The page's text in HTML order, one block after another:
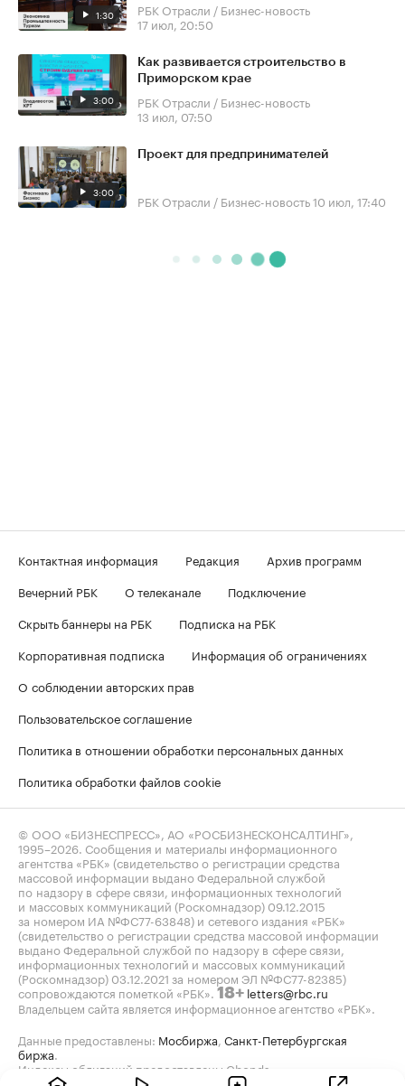
1:30
РБК Отрасли / Бизнес-новость
17 июл, 20:50
3:00
Как развивается строительство в
Приморском крае
РБК Отрасли / Бизнес-новость
13 июл, 07:50
3:00
Проект для предпринимателей
РБК Отрасли / Бизнес-новость10 июл, 17:40
Контактная информация Редакция
Архив программ
Вечерний РБК
О телеканале
Подключение
Скрыть баннеры на РБК
Подписка на РБК
Корпоративная подписка
Информация об ограничениях
О соблюдении авторских прав
Пользовательское соглашение
Политика в отношении обработки персональных данных
Политика обработки файлов cookie
© ООО «БИЗНЕСПРЕСС», АО «РОСБИЗНЕСКОНСАЛТИНГ»,
1995–2026. Сообщения и материалы информационного
агентства «РБК» (свидетельство о регистрации средства
массовой информации выдано Федеральной службой
по надзору в сфере связи, информационных технологий
и массовых коммуникаций (Роскомнадзор) 09.12.2015
за номером ИА №ФС77-63848) и сетевого издания «РБК»
(свидетельство о регистрации средства массовой информации
выдано Федеральной службой по надзору в сфере связи,
информационных технологий и массовых коммуникаций
(Роскомнадзор) 03.12.2021 за номером ЭЛ №ФС77-82385)
сопровождаются пометкой «РБК». 18+ letters@rbc.ru
Владельцем сайта является информационное агентство «РБК».
Данные предоставлены: Мосбиржа, Санкт-Петербургская
биржа.
Индексы облигаций предоставлены Cbonds.